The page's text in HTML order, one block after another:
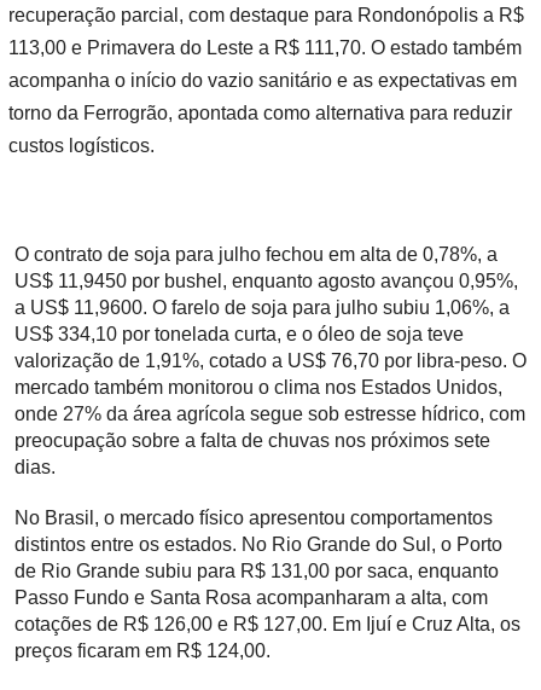
recuperação parcial, com destaque para Rondonópolis a R$
113,00 e Primavera do Leste a R$ 111,70. O estado também
acompanha o início do vazio sanitário e as expectativas em
torno da Ferrogrão, apontada como alternativa para reduzir
custos logísticos.
O contrato de soja para julho fechou em alta de 0,78%, a
US$ 11,9450 por bushel, enquanto agosto avançou 0,95%,
a US$ 11,9600. O farelo de soja para julho subiu 1,06%, a
US$ 334,10 por tonelada curta, e o óleo de soja teve
valorização de 1,91%, cotado a US$ 76,70 por libra-peso. O
mercado também monitorou o clima nos Estados Unidos,
onde 27% da área agrícola segue sob estresse hídrico, com
preocupação sobre a falta de chuvas nos próximos sete
dias.
No Brasil, o mercado físico apresentou comportamentos
distintos entre os estados. No Rio Grande do Sul, o Porto
de Rio Grande subiu para R$ 131,00 por saca, enquanto
Passo Fundo e Santa Rosa acompanharam a alta, com
cotações de R$ 126,00 e R$ 127,00. Em Ijuí e Cruz Alta, os
preços ficaram em R$ 124,00.